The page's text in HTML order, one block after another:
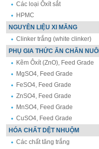
Các loại Ôxít sắt
HPMC
NGUYÊN LIỆU XI MĂNG
Clinker trắng (white clinker)
PHỤ GIA THỨC ĂN CHĂN NUÔI
Kẽm Ôxít (ZnO), Feed Grade
MgSO4, Feed Grade
FeSO4, Feed Grade
ZnSO4, Feed Grade
MnSO4, Feed Grade
CuSO4, Feed Grade
HÓA CHẤT DỆT NHUỘM
Các chất tăng trắng